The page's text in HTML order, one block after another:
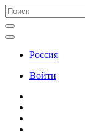
Россия
Войти